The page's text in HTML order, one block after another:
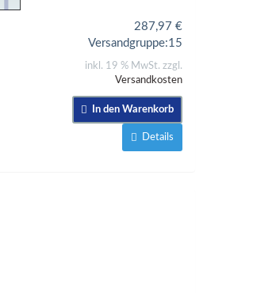
287,97 €
Versandgruppe:15
inkl. 19 % MwSt. zzgl.
Versandkosten
In den Warenkorb
Details